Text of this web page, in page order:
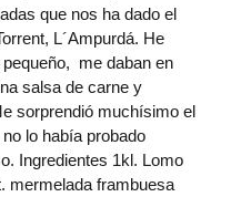
que nos ha dado el
L´Ampurdá. He
me daban en
salsa de carne y
sorprendió muchísimo el
lo había probado
Ingredientes 1kl. Lomo
mermelada frambuesa